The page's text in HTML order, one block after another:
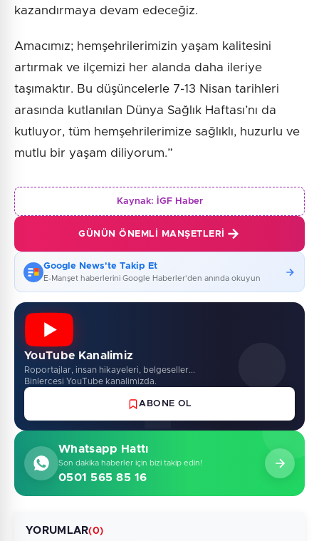
kazandırmaya devam edeceğiz.
Amacımız; hemşehrilerimizin yaşam kalitesini
artırmak ve ilçemizi her alanda daha ileriye
taşımaktır. Bu düşüncelerle 7-13 Nisan tarihleri
arasında kutlanılan Dünya Sağlık Haftası’nı da
kutluyor, tüm hemşehrilerimize sağlıklı, huzurlu ve
mutlu bir yaşam diliyorum.”
Kaynak: İGF Haber
GÜNÜN ÖNEMLI MANŞETLERI
Google News'te Takip Et
E-Manşet haberlerini Google Haberler'den anında okuyun
YouTube Kanalimiz
Roportajlar, insan hikayeleri, belgeseller...
Binlercesi YouTube kanalimizda.
ABONE OL
Whatsapp Hattı
Son dakika haberler için bizi takip edin!
0501 565 85 16
YORUMLAR(0)